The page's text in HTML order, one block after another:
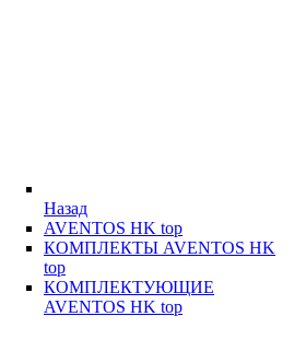
Назад
AVENTOS HK top
КОМПЛЕКТЫ AVENTOS HK
top
КОМПЛЕКТУЮЩИЕ
AVENTOS HK top